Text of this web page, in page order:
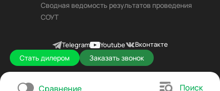
Сводная ведомость результатов проведения
СОУТ
Telegram Youtube Вконтакте
Стать дилером Заказать звонок
Сравнение Поиск